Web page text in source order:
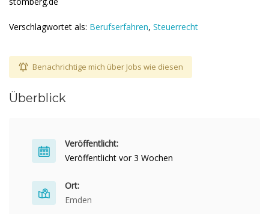
Verschlagwortet als: Berufserfahren, Steuerrecht
Benachrichtige mich über Jobs wie diesen
Überblick
Veröffentlicht:
Veröffentlicht vor 3 Wochen
Ort:
Emden